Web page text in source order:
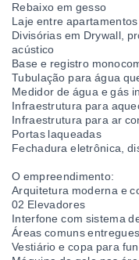
Rebaixo em gesso
Laje entre
Divisórias em Drywall,
acústico
Base e registro
Tubulação para água
Medidor de água e gás
Infraestrutura para
Infraestrutura para ar
Portas laqueadas
Fechadura eletrônica,
O empreendimento:
Arquitetura moderna e
02 Elevadores
Interfone com sistema
Áreas comuns
Vestiário e copa para